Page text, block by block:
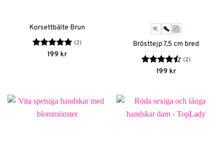
Korsettbälte Brun
Betygsatt5
(2)
199 kr
Brösttejp 7,5 cm bred
Betygsatt
(2)
199 kr